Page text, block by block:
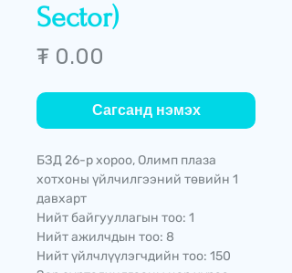
Sector)
₮ 0.00
Сагсанд нэмэх
БЗД 26-р хороо, Олимп плаза
хотхоны үйлчилгээний төвийн 1
давхарт
Нийт байгууллагын тоо: 1
Нийт ажилчдын тоо: 8
Нийт үйлчлүүлэгчдийн тоо: 150